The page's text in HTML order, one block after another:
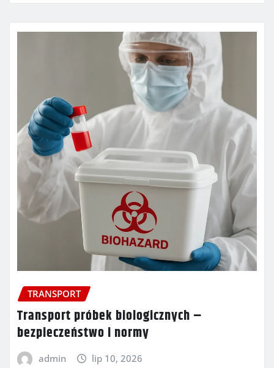
TRANSPORT
Transport próbek biologicznych –
bezpieczeństwo i normy
admin lip 10, 2026